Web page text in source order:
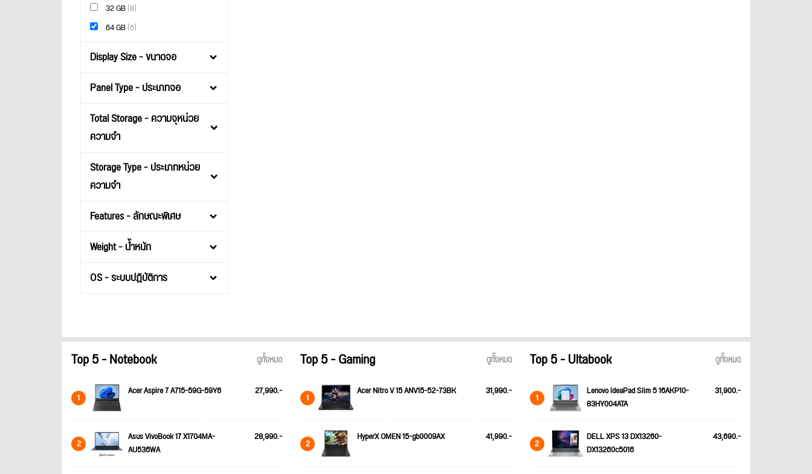
32 GB(8)
64 GB(6)
Display Size - ขนาดจอ
Panel Type - ประเภทจอ
Total Storage - ความจุหน่วย
ความจำ
Storage Type - ประเภทหน่วย
ความจำ
Features - ลักษณะพิเศษ
Weight - น้ำหนัก
OS - ระบบปฎิบัติการ
Top 5 - Notebook ดูทั้งหมด
1 Acer Aspire 7 A715-59G-59Y6 27,990.-
2
Asus VivoBook 17 X1704MA-
AU536WA
28,990.-
Top 5 - Gaming ดูทั้งหมด
1 Acer Nitro V 15 ANV15-52-73BK 31,990.-
2 HyperX OMEN 15-gb0009AX 41,990.-
Top 5 - Ultabook ดูทั้งหมด
1
Lenovo IdeaPad Slim 5 16AKP10-
83HY004ATA
31,900.-
2
DELL XPS 13 DX13260-
DX13260c5016
43,690.-